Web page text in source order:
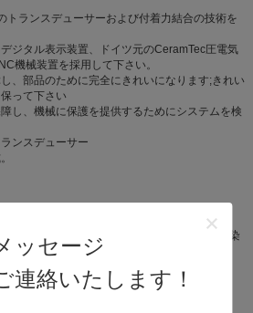
ッセージ
連絡いたします！
トランスデューサーおよび付着力結合の技術を
ジタル表示装置、ドイツ元のCeramTec圧電気
機械装置を採用して下さい。
、部品のために完全にきれいになります;きれい
って下さい
し、機械に保護を提供するためにシステムを検
ンスデューサー
用溶剤は取除く、頑丈なオイルのために第2汚染
効果を防ぎます。